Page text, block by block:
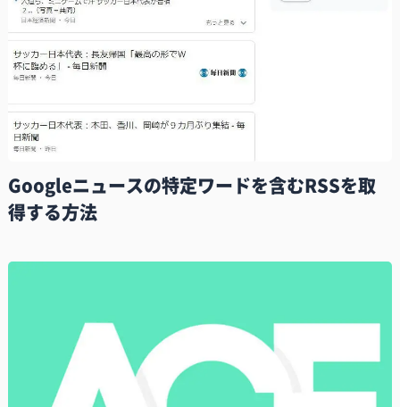
Googleニュースの特定ワードを含むRSSを取
得する方法